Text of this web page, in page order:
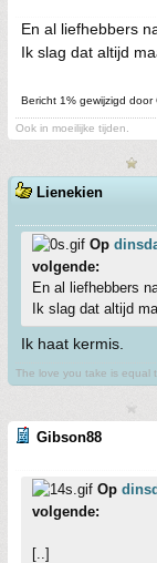
En al liefhebbers
Ik slag dat altijd
Bericht 1% gewijzigd
Ook in moeilijke tijden.
Lienekien
Op
volgende:
En al liefhebbers
Ik slag dat altijd
Ik haat kermis.
The love you take is equal
Gibson88
Op
volgende:
[..]